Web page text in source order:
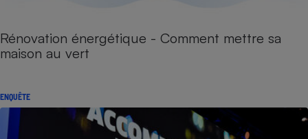
Rénovation énergétique - Comment mettre sa
maison au vert
ENQUÊTE